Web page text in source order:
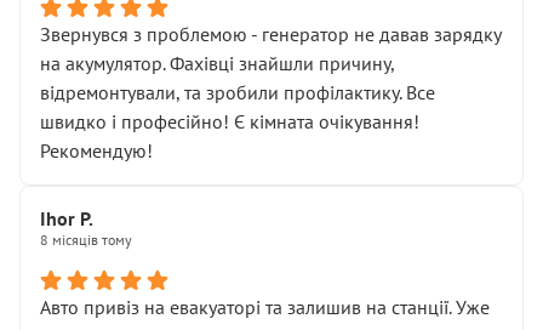
послуга. Тим більше, я був поруч і жодної реальної
діагностики ходової не проводилось. Після
зауваження гроші за цю “послугу” повернули, що
лише підтвердило мою правоту.
Але головне — я виїжджаю з боксу, і скрип у гальмах
залишився таким самим, як і був. Тобто оплачена
Далі ситуація тільки погіршилась:
• сказали, що тепер “потрібно знімати колеса”
• що біля авто стояти вже не можна
• почали озвучувати купу додаткових робіт без
Звернувся з проблемою - генератор не давав зарядку
на акумулятор. Фахівці знайшли причину,
відремонтували, та зробили профілактику. Все
швидко і професійно! Є кімната очікування!
Рекомендую!
Ihor P.
8 місяців тому
Авто привіз на евакуаторі та залишив на станції. Уже